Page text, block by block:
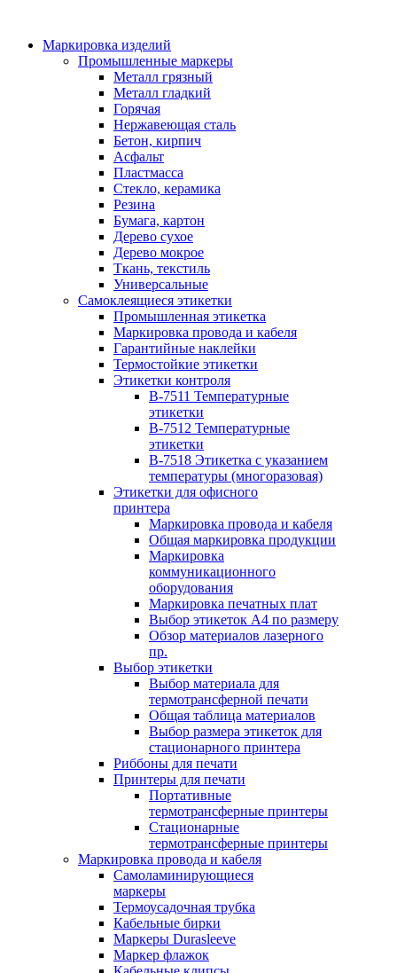
Маркировка изделий
Промышленные маркеры
Металл грязный
Металл гладкий
Горячая
Нержавеющая сталь
Бетон, кирпич
Асфальт
Пластмасса
Стекло, керамика
Резина
Бумага, картон
Дерево сухое
Дерево мокрое
Ткань, текстиль
Универсальные
Самоклеящиеся этикетки
Промышленная этикетка
Маркировка провода и кабеля
Гарантийные наклейки
Термостойкие этикетки
Этикетки контроля
B-7511 Температурные
этикетки
B-7512 Температурные
этикетки
B-7518 Этикетка с указанием
температуры (многоразовая)
Этикетки для офисного
принтера
Маркировка провода и кабеля
Общая маркировка продукции
Маркировка
коммуникационного
оборудования
Маркировка печатных плат
Выбор этикеток А4 по размеру
Обзор материалов лазерного
пр.
Выбор этикетки
Выбор материала для
термотрансферной печати
Общая таблица материалов
Выбор размера этикеток для
стационарного принтера
Риббоны для печати
Принтеры для печати
Портативные
термотрансферные принтеры
Стационарные
термотрансферные принтеры
Маркировка провода и кабеля
Самоламинирующиеся
маркеры
Термоусадочная трубка
Кабельные бирки
Маркеры Durasleeve
Маркер флажок